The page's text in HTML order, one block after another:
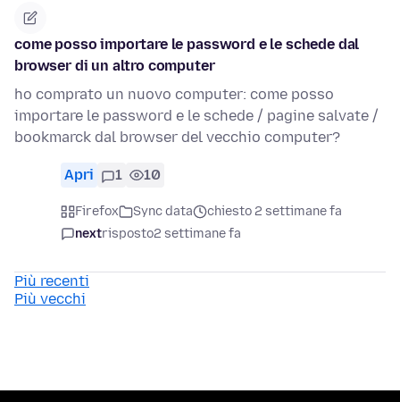
come posso importare le password e le schede dal
browser di un altro computer
ho comprato un nuovo computer: come posso
importare le password e le schede / pagine salvate /
bookmarck dal browser del vecchio computer?
Apri 1 10
Firefox Sync data
chiesto 2 settimane fa
nextrisposto2 settimane fa
Più recenti
Più vecchi